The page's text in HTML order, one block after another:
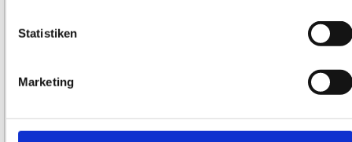
Statistiken
Marketing
70310069
Pneumatischer
2
G1/2